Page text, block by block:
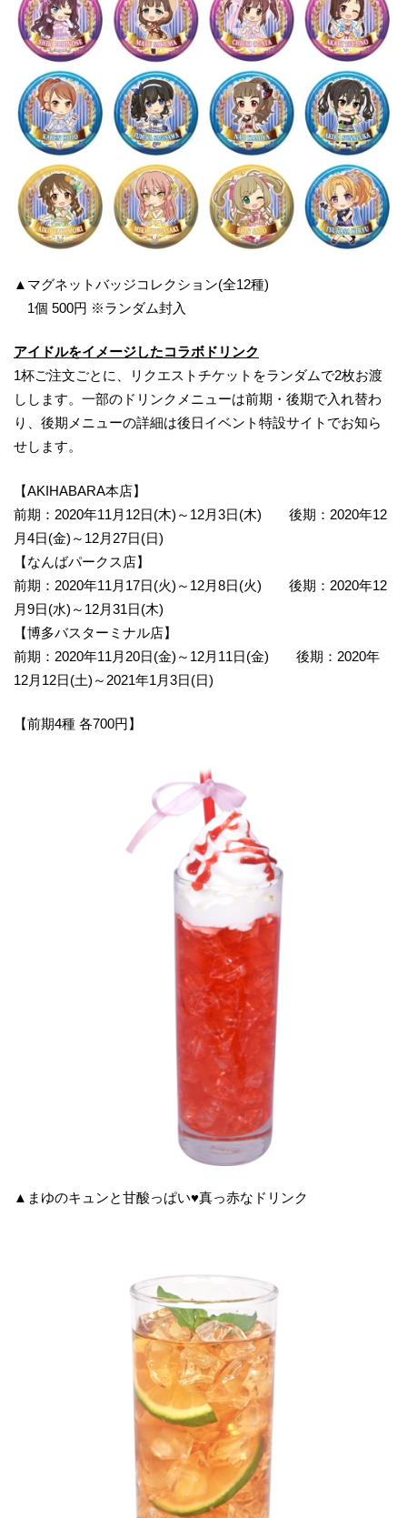
▲マグネットバッジコレクション(全12種)
1個 500円 ※ランダム封入
アイドルをイメージしたコラボドリンク
1杯ご注文ごとに、リクエストチケットをランダムで2枚お渡
しします。一部のドリンクメニューは前期・後期で入れ替わ
り、後期メニューの詳細は後日イベント特設サイトでお知ら
せします。
【AKIHABARA本店】
前期：2020年11月12日(木)～12月3日(木) 後期：2020年12
月4日(金)～12月27日(日)
【なんばパークス店】
前期：2020年11月17日(火)～12月8日(火) 後期：2020年12
月9日(水)～12月31日(木)
【博多バスターミナル店】
前期：2020年11月20日(金)～12月11日(金) 後期：2020年
12月12日(土)～2021年1月3日(日)
【前期4種 各700円】
▲まゆのキュンと甘酸っぱい♥真っ赤なドリンク